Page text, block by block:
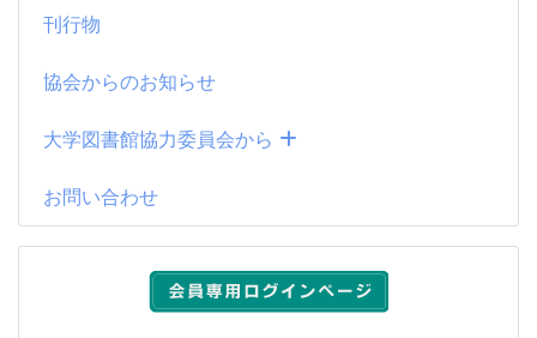
刊行物
協会からのお知らせ
大学図書館協力委員会から
お問い合わせ